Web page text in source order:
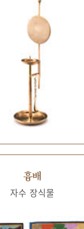
흉배
자수 장식물